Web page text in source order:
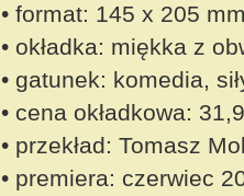
• format: 145 x 205
• okładka: miękka z
• gatunek: komedia,
• cena okładkowa:
• przekład: Tomasz
• premiera: czerwiec